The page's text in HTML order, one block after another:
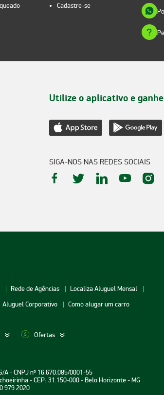
Cadastre-se
Utilize o aplicativo e
SIGA-NOS NAS REDES SOCIAIS
Rede de Agências
Localiza Aluguel Mensal
Aluguel Corporativo Como alugar um carro
Ofertas
Carros Goiânia
Guarulhos
Aluguel de Carros Salvador
A - CNPJ nº 16.670.085/0001-55
- CEP: 31.150-000 - Belo Horizonte - MG
979 2020